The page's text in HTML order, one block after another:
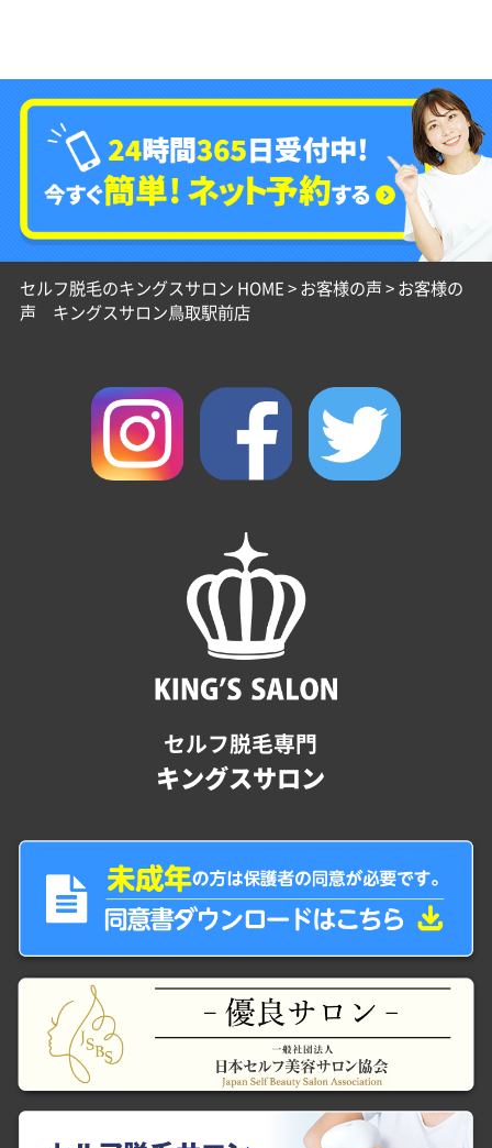
セルフ脱毛のキングスサロン HOME>お客様の声>お客様の
声 キングスサロン鳥取駅前店
セルフ脱毛専門
キングスサロン